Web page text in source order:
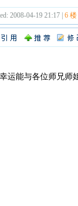
2008-04-19 21:17 |6 楼
运能与各位师兄师